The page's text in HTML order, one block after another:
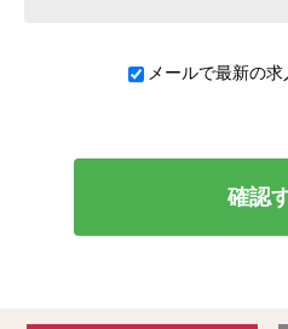
メールで最新の
確認